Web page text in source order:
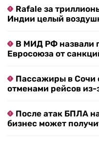
Rafale за
Индии целый
В МИД РФ назвали
Евросоюза от
Пассажиры в Сочи
отменами рейсов
После атак БПЛА
бизнес может